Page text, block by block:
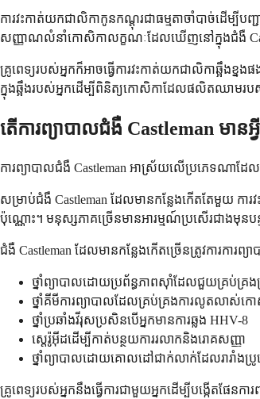
ការវះកាត់យកជាលិកាកូនកណ្តុរជាធម្មតាចាំបាច់ដើម្បី
សញ្ញាណលំនាំកោសិកាលក្ខណៈដែលឃើញនៅក្នុងជំងឺ
គ្រូពេទ្យរបស់អ្នកក៏អាចធ្វើការវះកាត់យកជាលិកាឆ្អឹង
ក្នុងឆ្អឹងរបស់អ្នកដើម្បីពិនិត្យកោសិកាដែលផលិតឈាមរប
តើការព្យាបាលជំងឺ Castleman មានអ្វី
ការព្យាបាលជំងឺ Castleman អាស្រ័យលើប្រភេទណាដែ
សម្រាប់ជំងឺ Castleman ដែលមានកន្លែងកើតតែមួយ ក
ប៉ុណ្ណោះ។ មនុស្សភាគច្រើនមានអារម្មណ៍ប្រសើរជាងមុនប
ជំងឺ Castleman ដែលមានកន្លែងកើតច្រើនត្រូវការការ
ថ្នាំព្យាបាលដោយប្រព័ន្ធភាពស៊ាំដែលជួយគ្រប់គ្រង
ថ្នាំគីមីការព្យាបាលដែលគ្រប់គ្រងការលូតលាស់កោ
ថ្នាំប្រឆាំងវីរុសប្រសិនបើអ្នកមានការឆ្លង HHV-8
ស្តេរ៉ូអ៊ីដដើម្បីកាត់បន្ថយការរលាកនិងរោគសញ្ញា
ថ្នាំព្យាបាលដោយគោលដៅជាក់លាក់ដែលរារាំងប្
គ្រូពេទ្យរបស់អ្នកនឹងធ្វើការជាមួយអ្នកដើម្បីបង្កើតផែ